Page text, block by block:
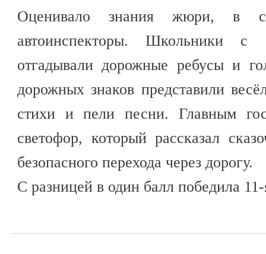
Оценивало знания жюри, в
автоинспекторы. Школьники с
отгадывали дорожные ребусы и
дорожных знаков представили
стихи и пели песни. Главным
светофор, который рассказал
безопасного перехода через дорогу.
С разницей в один балл победила